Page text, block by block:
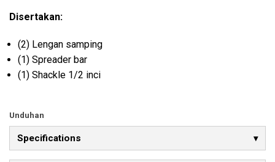
Disertakan:
(2) Lengan samping
(1) Spreader bar
(1) Shackle 1/2 inci
Unduhan
Specifications